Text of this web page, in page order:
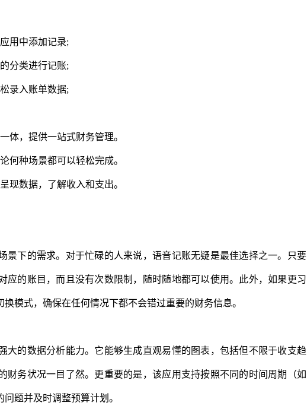
用中添加记录;
分类进行记账;
录入账单数据;
体，提供一站式财务管理。
何种场景都可以轻松完成。
现数据，了解收入和支出。
景下的需求。对于忙碌的人来说，语音记账无疑是最佳选择之一。只要
应的账目，而且没有次数限制，随时随地都可以使用。此外，如果更习
模式，确保在任何情况下都不会错过重要的财务信息。
大的数据分析能力。它能够生成直观易懂的图表，包括但不限于收支趋
财务状况一目了然。更重要的是，该应用支持按照不同的时间周期（如
题并及时调整预算计划。